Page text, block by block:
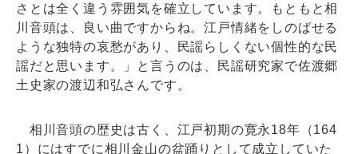
さとは全く違う雰囲気を確立しています。もともと相
川音頭は、良い曲ですからね。江戸情緒をしのばせる
ような独特の哀愁があり、民謡らしくない個性的な民
謡だと思います。」と言うのは、民謡研究家で佐渡郷
土史家の渡辺和弘さんです。
相川音頭の歴史は古く、江戸初期の寛永18年（164
1）にはすでに相川金山の盆踊りとして成立していた